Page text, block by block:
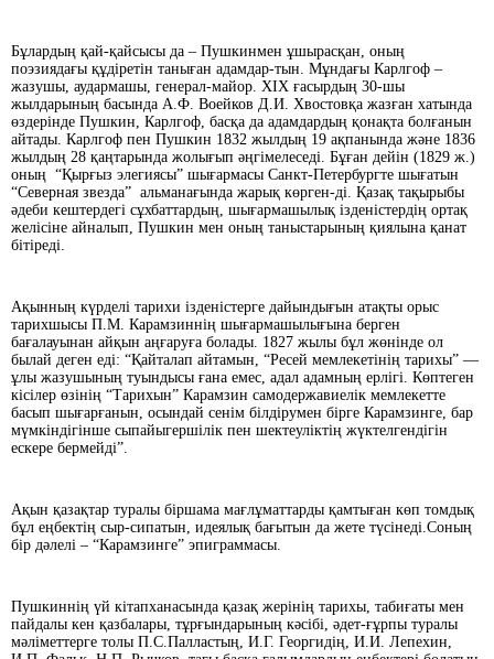
Бұлардың қай-қайсысы да – Пушкинмен ұшырасқан, оның
поэзиядағы құдіретін таныған адамдар-тын. Мұндағы Карлгоф –
жазушы, аудармашы, генерал-майор. ХІХ ғасырдың 30-шы
жылдарының басында А.Ф. Воейков Д.И. Хвостовқа жазған хатында
өздерінде Пушкин, Карлгоф, басқа да адамдардың қонақта болғанын
айтады. Карлгоф пен Пушкин 1832 жылдың 19 ақпанында және 1836
жылдың 28 қаңтарында жолығып әңгімелеседі. Бұған дейін (1829 ж.)
оның “Қырғыз элегиясы” шығармасы Санкт-Петербургте шығатын
“Северная звезда” альманағында жарық көрген-ді. Қазақ тақырыбы
әдеби кештердегі сұхбаттардың, шығармашылық ізденістердің ортақ
желісіне айналып, Пушкин мен оның таныстарының қиялына қанат
бітіреді.
Ақынның күрделі тарихи ізденістерге дайындығын атақты орыс
тарихшысы П.М. Карамзиннің шығармашылығына берген
бағалауынан айқын аңғаруға болады. 1827 жылы бұл жөнінде ол
былай деген еді: “Қайталап айтамын, “Ресей мемлекетінің тарихы” —
ұлы жазушының туындысы ғана емес, адал адамның ерлігі. Көптеген
кісілер өзінің “Тарихын” Карамзин самодержавиелік мемлекетте
басып шығарғанын, осындай сенім білдірумен бірге Карамзинге, бар
мүмкіндігінше сыпайыгершілік пен шектеуліктің жүктелгендігін
ескере бермейді”.
Ақын қазақтар туралы біршама мағлұматтарды қамтыған көп томдық
бұл еңбектің сыр-сипатын, идеялық бағытын да жете түсінеді.Соның
бір дәлелі – “Карамзинге” эпиграммасы.
Пушкиннің үй кітапханасында қазақ жерінің тарихы, табиғаты мен
пайдалы кен қазбалары, тұрғындарының кәсібі, әдет-ғұрпы туралы
мәліметтерге толы П.С.Пал­ластың, И.Г. Георгидің, И.И. Лепехин,